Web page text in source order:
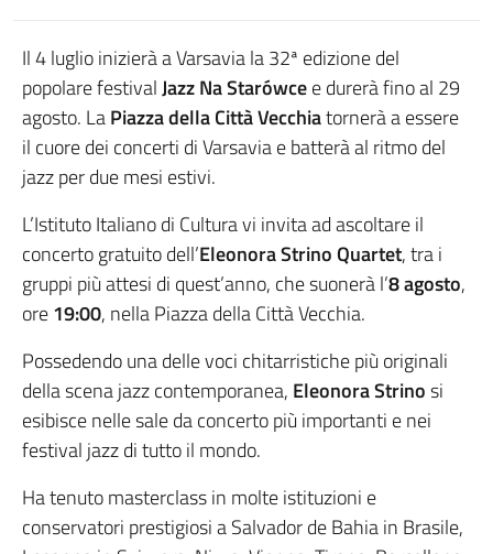
Il 4 luglio inizierà a Varsavia la 32ª edizione del
popolare festivalJazz Na Starówcee durerà fino al 29
agosto. LaPiazza della Città Vecchiatornerà a essere
il cuore dei concerti di Varsavia e batterà al ritmo del
jazz per due mesi estivi.
L’Istituto Italiano di Cultura vi invita ad ascoltare il
concerto gratuito dell’Eleonora Strino Quartet, tra i
gruppi più attesi di quest’anno, che suonerà l’8 agosto,
ore19:00, nella Piazza della Città Vecchia.
Possedendo una delle voci chitarristiche più originali
della scena jazz contemporanea, Eleonora Strinosi
esibisce nelle sale da concerto più importanti e nei
festival jazz di tutto il mondo.
Ha tenuto masterclass in molte istituzioni e
conservatori prestigiosi a Salvador de Bahia in Brasile,